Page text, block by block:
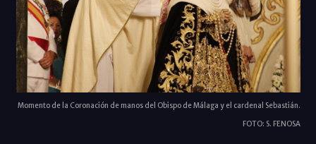
Momento de la Coronación de manos del Obispo de Málaga y el cardenal Sebastián.
FOTO: S. FENOSA